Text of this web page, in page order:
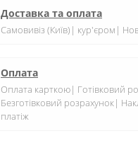
Доставка та оплата
Самовивіз (Київ)| кур'єром|
Оплата
Оплата карткою| Готівковий
Безготівковий розрахунок|
платіж